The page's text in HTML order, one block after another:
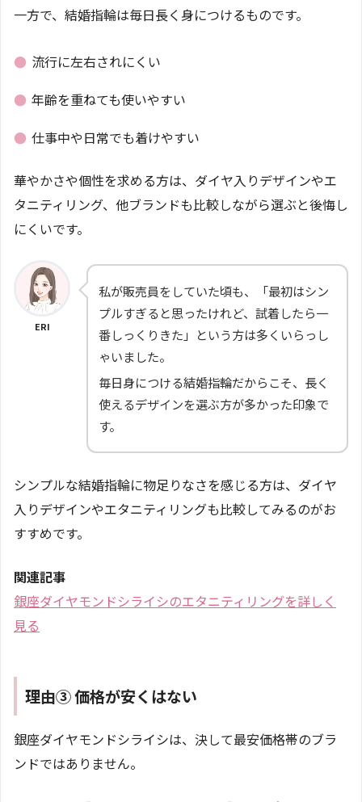
一方で、結婚指輪は毎日長く身につけるものです。
● 流行に左右されにくい
● 年齢を重ねても使いやすい
● 仕事中や日常でも着けやすい
華やかさや個性を求める方は、ダイヤ入りデザインやエ
タニティリング、他ブランドも比較しながら選ぶと後悔し
にくいです。
ERI
私が販売員をしていた頃も、「最初はシン
プルすぎると思ったけれど、試着したら一
番しっくりきた」という方は多くいらっし
ゃいました。
毎日身につける結婚指輪だからこそ、長く
使えるデザインを選ぶ方が多かった印象で
す。
シンプルな結婚指輪に物足りなさを感じる方は、ダイヤ
入りデザインやエタニティリングも比較してみるのがお
すすめです。
関連記事
銀座ダイヤモンドシライシのエタニティリングを詳しく
見る
理由③ 価格が安くはない
銀座ダイヤモンドシライシは、決して最安価格帯のブラ
ンドではありません。